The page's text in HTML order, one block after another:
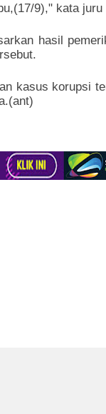
9)," kata
hasil
kasus korupsi